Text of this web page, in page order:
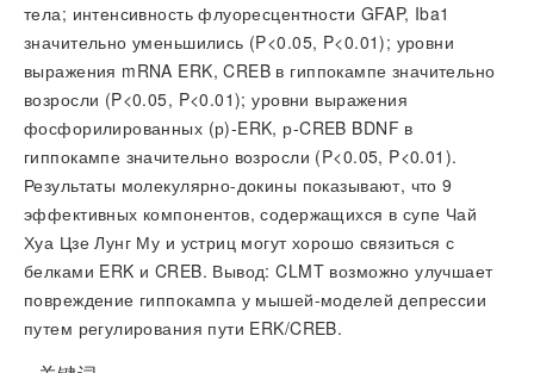
тела; интенсивность флуоресцентности GFAP, Iba1
значительно уменьшились (P<0.05, P<0.01); уровни
выражения mRNA ERK, CREB в гиппокампе значительно
возросли (P<0.05, P<0.01); уровни выражения
фосфорилированных (р)-ERK, р-CREB BDNF в
гиппокампе значительно возросли (P<0.05, P<0.01).
Результаты молекулярно-докины показывают, что 9
эффективных компонентов, содержащихся в супе Чай
Хуа Цзе Лунг Му и устриц могут хорошо связиться с
белками ERK и CREB. Вывод: CLMT возможно улучшает
повреждение гиппокампа у мышей-моделей депрессии
путем регулирования пути ERK/CREB.